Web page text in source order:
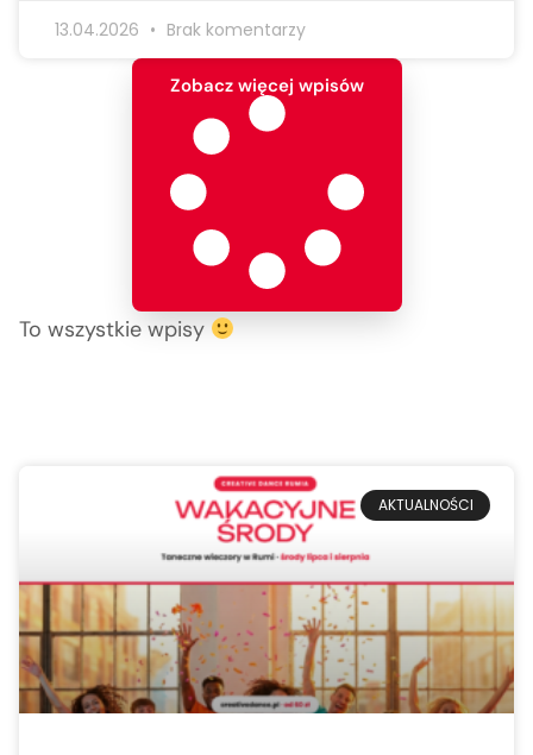
13.04.2026 Brak komentarzy
Zobacz więcej wpisów
To wszystkie wpisy
AKTUALNOŚCI